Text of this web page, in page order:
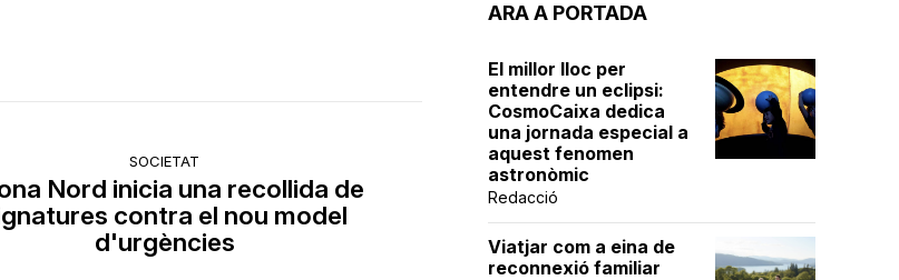
SOCIETAT
Nord inicia una recollida de
contra el nou model
d'urgències
ARA A PORTADA
El millor lloc per
entendre un eclipsi:
CosmoCaixa dedica
una jornada especial a
aquest fenomen
astronòmic
Redacció
Viatjar com a eina de
reconnexió familiar